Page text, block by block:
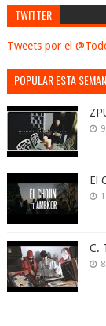
TWITTER
Tweets por el
POPULAR ESTA
El
C.